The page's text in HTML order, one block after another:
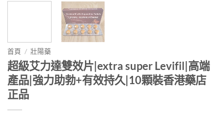
首頁 / 壯陽藥
超級艾力達雙效片|extra super Levifil|高端
產品|強力助勃+有效持久|10顆裝香港藥店
正品